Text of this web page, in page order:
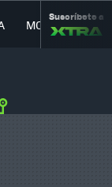
MOVILIDAD
Suscríbete a